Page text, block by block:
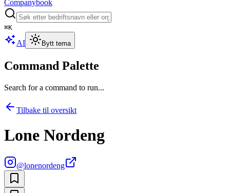
Companybook
⌘K
AI Bytt tema
Command Palette
Search for a command to run...
Tilbake til oversikt
Lone Nordeng
@lonenordeng